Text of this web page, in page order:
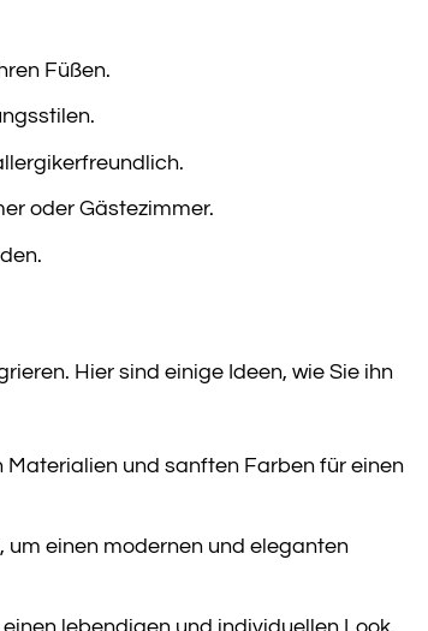
Füßen.
oder Gästezimmer.
Hier sind einige Ideen, wie Sie ihn
und sanften Farben für einen
um einen modernen und eleganten